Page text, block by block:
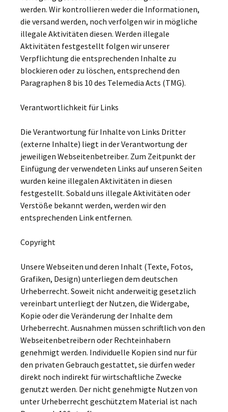
werden. Wir kontrollieren weder die Informationen,
die versand werden, noch verfolgen wir in mögliche
illegale Aktivitäten diesen. Werden illegale
Aktivitäten festgestellt folgen wir unserer
Verpflichtung die entsprechenden Inhalte zu
blockieren oder zu löschen, entsprechend den
Paragraphen 8 bis 10 des Telemedia Acts (TMG).
Verantwortlichkeit für Links
Die Verantwortung für Inhalte von Links Dritter
(externe Inhalte) liegt in der Verantwortung der
jeweiligen Webseitenbetreiber. Zum Zeitpunkt der
Einfügung der verwendeten Links auf unseren Seiten
wurden keine illegalen Aktivitäten in diesen
festgestellt. Sobald uns illegale Aktivitäten oder
Verstöße bekannt werden, werden wir den
entsprechenden Link entfernen.
Copyright
Unsere Webseiten und deren Inhalt (Texte, Fotos,
Grafiken, Design) unterliegen dem deutschen
Urheberrecht. Soweit nicht anderweitig gesetzlich
vereinbart unterliegt der Nutzen, die Widergabe,
Kopie oder die Veränderung der Inhalte dem
Urheberrecht. Ausnahmen müssen schriftlich von den
Webseitenbetreibern oder Rechteinhabern
genehmigt werden. Individuelle Kopien sind nur für
den privaten Gebrauch gestattet, sie dürfen weder
direkt noch indirekt für wirtschaftliche Zwecke
genutzt werden. Der nicht genehmigte Nutzen von
unter Urheberrecht geschütztem Material ist nach